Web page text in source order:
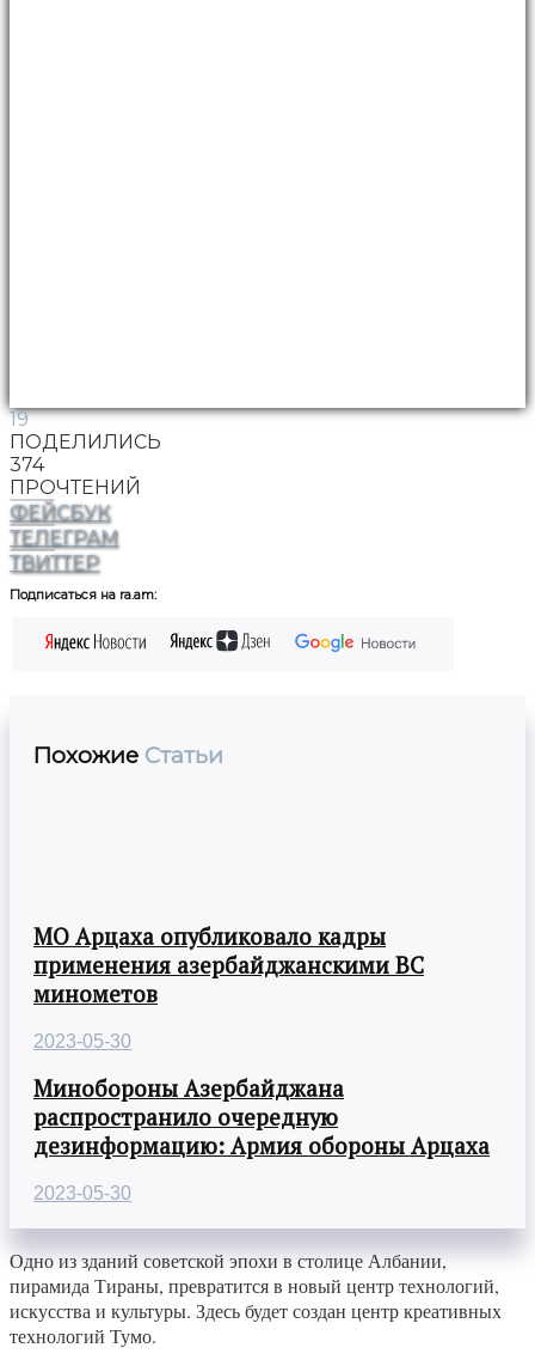
19
ПОДЕЛИЛИСЬ
374
ПРОЧТЕНИЙ
ФЕЙСБУК
ТЕЛЕГРАМ
ТВИТТЕР
Подписаться на ra.am:
Похожие Статьи
МО Арцаха опубликовало кадры
применения азербайджанскими ВС
минометов
2023-05-30
Минобороны Азербайджана
распространило очередную
дезинформацию: Армия обороны Арцаха
2023-05-30
Одно из зданий советской эпохи в столице Албании,
пирамида Тираны, превратится в новый центр технологий,
искусства и культуры. Здесь будет создан центр креативных
технологий Тумо.